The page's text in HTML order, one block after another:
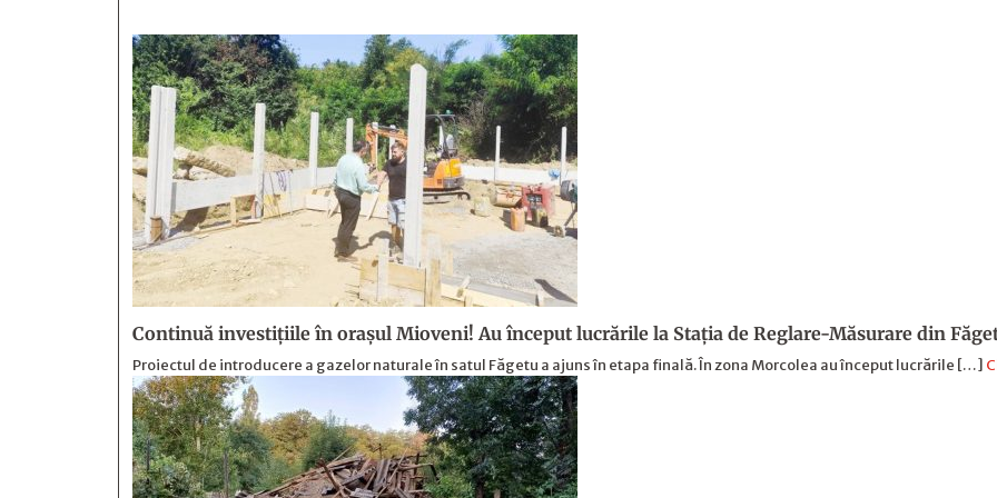
Continuă investiţiile în oraşul Mioveni! Au început lucrările la Staţia de Reglare-Măsurare din
Proiectul de introducere a gazelor naturale în satul Făgetu a ajuns în etapa finală. În zona Morcolea au început lucrările […]